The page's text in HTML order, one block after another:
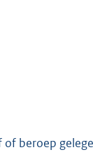
of beroep